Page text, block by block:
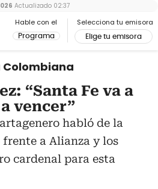
Hable con el
Programa
Selecciona tu emisora
Elige tu emisora
Actualizado 02:37
Colombiana
“Santa Fe va a
vencer”
habló de la
a Alianza y los
cardenal para esta